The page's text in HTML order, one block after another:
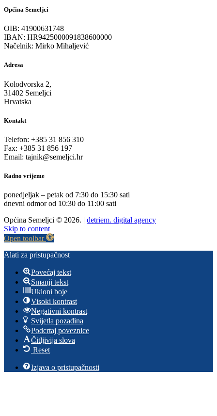
Općina Semeljci
OIB: 41900631748
IBAN: HR9425000091838600000
Načelnik: Mirko Mihaljević
Adresa
Kolodvorska 2,
31402 Semeljci
Hrvatska
Kontakt
Telefon: +385 31 856 310
Fax: +385 31 856 197
Email: tajnik@semeljci.hr
Radno vrijeme
ponedjeljak – petak od 7:30 do 15:30 sati
dnevni odmor od 10:30 do 11:00 sati
Općina Semeljci © 2026. | detriem. digital agency
Skip to content
Open toolbar
Alati za pristupačnost
Povećaj tekst
Smanji tekst
Ukloni boje
Visoki kontrast
Negativni kontrast
Svijetla pozadina
Podcrtaj poveznice
Čitljivija slova
Reset
Izjava o pristupačnosti